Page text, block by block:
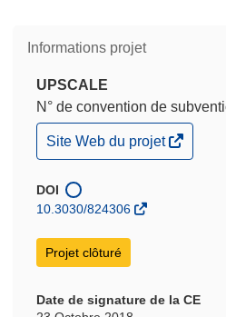
Informations projet
UPSCALE
N° de convention de
(s’ouvre
dans
nouvelle
fenêtre)
Site Web du projet
DOI
10.3030/824306
Projet clôturé
Date de signature de la CE